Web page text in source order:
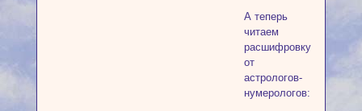
А теперь
читаем
расшифровку
от
астрологов-
нумерологов: